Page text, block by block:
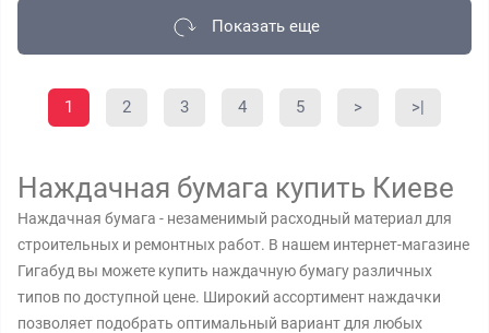
Показать еще
1 2 3 4 5 > >|
Наждачная бумага купить Киеве
Наждачная бумага - незаменимый расходный материал для
строительных и ремонтных работ. В нашем интернет-магазине
Гигабуд вы можете купить наждачную бумагу различных
типов по доступной цене. Широкий ассортимент наждачки
позволяет подобрать оптимальный вариант для любых